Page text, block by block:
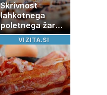
Skrivnost
lahkotnega
poletnega žara,
po katerem ne
boste
potrebovali
popoldanskega
spanca
VIZITA.SI